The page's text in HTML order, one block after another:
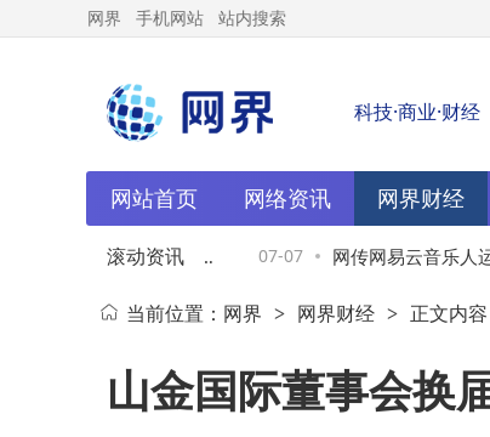
网界 手机网站 站内搜索
科技·商业·财经
网站首页 网络资讯 网界财经
滚动资讯
：管理层精简两级，组 07-07 网传网易云音乐人运
服：系部分外包岗位正
当前位置： 网界 > 网界财经 > 正文内容
山金国际董事会换